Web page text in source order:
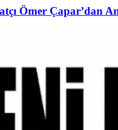
Ömer Çapar’dan